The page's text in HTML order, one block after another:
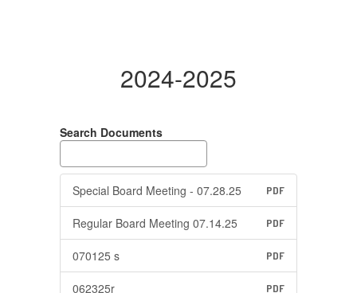
2024-2025
Search Documents
Special Board Meeting - 07.28.25 PDF
Regular Board Meeting 07.14.25 PDF
070125 s PDF
062325r PDF